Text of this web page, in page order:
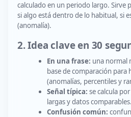
calculado en un periodo largo. Sirve
si algo está dentro de lo habitual, si
(anomalía).
2. Idea clave en 30
En una frase: una normal
base de comparación para
(anomalías, percentiles y
Señal típica: se calcula
largas y datos comparables.
Confusión común: